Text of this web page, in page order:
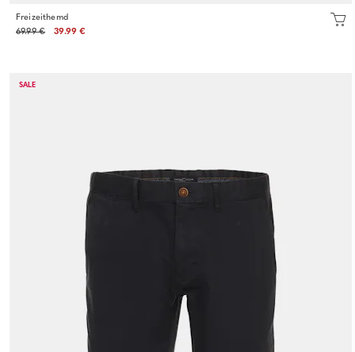
Freizeithemd
69.99 €
39.99 €
SALE